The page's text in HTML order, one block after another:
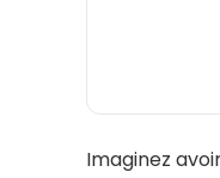
Imaginez